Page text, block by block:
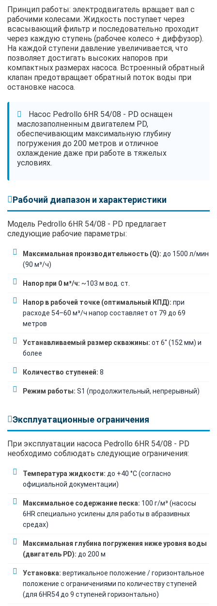
Принцип работы: электродвигатель вращает вал с
рабочими колесами. Жидкость поступает через
всасывающий фильтр и последовательно проходит
через каждую ступень (рабочее колесо + диффузор).
На каждой ступени давление увеличивается, что
позволяет достигать высоких напоров при
компактных размерах насоса. Встроенный обратный
клапан предотвращает обратный поток воды при
остановке насоса.
Насос Pedrollo 6HR 54/08 - PD оснащен
маслозаполненным двигателем PD,
обеспечивающим максимальную глубину
погружения до 200 метров и отличное
охлаждение даже при работе в тяжелых
условиях.
Рабочий диапазон и характеристики
Модель Pedrollo 6HR 54/08 - PD предлагает
следующие рабочие параметры:
Максимальная производительность (Q): до 1500 л/мин
(90 м³/ч)
Напор при 0 м³/ч: ~103 м вод. ст.
Напор в рабочей точке (оптимальный КПД): при
расходе 54–60 м³/ч напор составляет от 79 до 69
метров
Устанавливаемый размер скважины: от 6" (152 мм) и
более
Количество ступеней: 8
Режим работы: S1 (продолжительный, непрерывный)
Эксплуатационные ограничения
При эксплуатации насоса Pedrollo 6HR 54/08 - PD
необходимо соблюдать следующие ограничения:
Температура жидкости: до +40 °C (согласно
официальной документации)
Максимальное содержание песка: 100 г/м³ (насосы
6HR специально усилены для работы в абразивных
средах)
Максимальная глубина погружения ниже уровня воды
(двигатель PD): до 200 м
Установка: вертикальное положение / горизонтальное
положение с ограничениями по количеству ступеней
(для 6HR54 до 9 ступеней горизонтально)